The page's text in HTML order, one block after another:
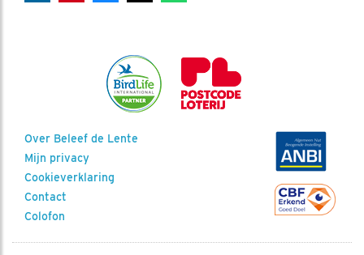
Over Beleef de Lente
Mijn privacy
Cookieverklaring
Contact
Colofon